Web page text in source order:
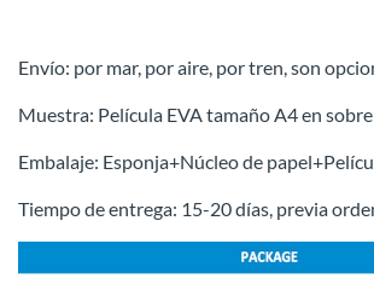
Envío: por mar, por aire, por tren, son
Muestra: Película EVA tamaño A4 en sobre
Embalaje: Esponja+Núcleo de
Tiempo de entrega: 15-20 días, previa